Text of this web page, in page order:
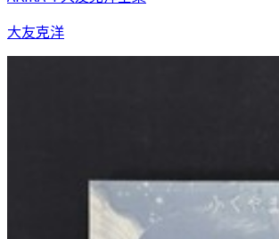
大友克洋